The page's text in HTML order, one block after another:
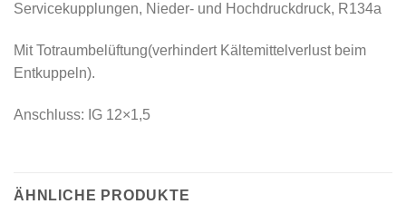
Servicekupplungen, Nieder- und Hochdruckdruck, R134a
Mit Totraumbelüftung(verhindert Kältemittelverlust beim
Entkuppeln).
Anschluss: IG 12×1,5
ÄHNLICHE PRODUKTE